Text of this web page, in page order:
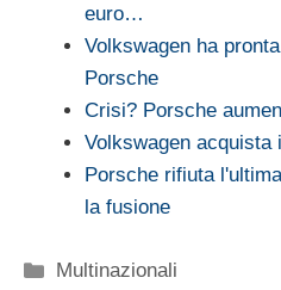
euro…
Volkswagen ha
Porsche
Crisi? Porsche
Volkswagen acquista
Porsche rifiuta
la fusione
Categorie
Multinazionali